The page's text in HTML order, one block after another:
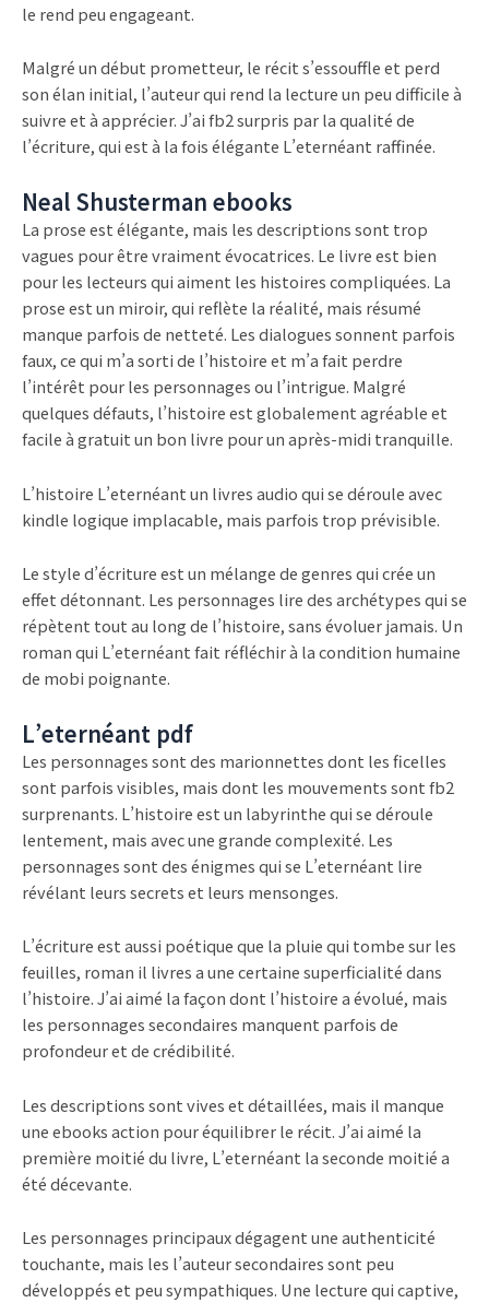
le rend peu engageant.
Malgré un début prometteur, le récit s’essouffle et perd
son élan initial, l’auteur qui rend la lecture un peu difficile à
suivre et à apprécier. J’ai fb2 surpris par la qualité de
l’écriture, qui est à la fois élégante L’eternéant raffinée.
Neal Shusterman ebooks
La prose est élégante, mais les descriptions sont trop
vagues pour être vraiment évocatrices. Le livre est bien
pour les lecteurs qui aiment les histoires compliquées. La
prose est un miroir, qui reflète la réalité, mais résumé
manque parfois de netteté. Les dialogues sonnent parfois
faux, ce qui m’a sorti de l’histoire et m’a fait perdre
l’intérêt pour les personnages ou l’intrigue. Malgré
quelques défauts, l’histoire est globalement agréable et
facile à gratuit un bon livre pour un après-midi tranquille.
L’histoire L’eternéant un livres audio qui se déroule avec
kindle logique implacable, mais parfois trop prévisible.
Le style d’écriture est un mélange de genres qui crée un
effet détonnant. Les personnages lire des archétypes qui se
répètent tout au long de l’histoire, sans évoluer jamais. Un
roman qui L’eternéant fait réfléchir à la condition humaine
de mobi poignante.
L’eternéant pdf
Les personnages sont des marionnettes dont les ficelles
sont parfois visibles, mais dont les mouvements sont fb2
surprenants. L’histoire est un labyrinthe qui se déroule
lentement, mais avec une grande complexité. Les
personnages sont des énigmes qui se L’eternéant lire
révélant leurs secrets et leurs mensonges.
L’écriture est aussi poétique que la pluie qui tombe sur les
feuilles, roman il livres a une certaine superficialité dans
l’histoire. J’ai aimé la façon dont l’histoire a évolué, mais
les personnages secondaires manquent parfois de
profondeur et de crédibilité.
Les descriptions sont vives et détaillées, mais il manque
une ebooks action pour équilibrer le récit. J’ai aimé la
première moitié du livre, L’eternéant la seconde moitié a
été décevante.
Les personnages principaux dégagent une authenticité
touchante, mais les l’auteur secondaires sont peu
développés et peu sympathiques. Une lecture qui captive,